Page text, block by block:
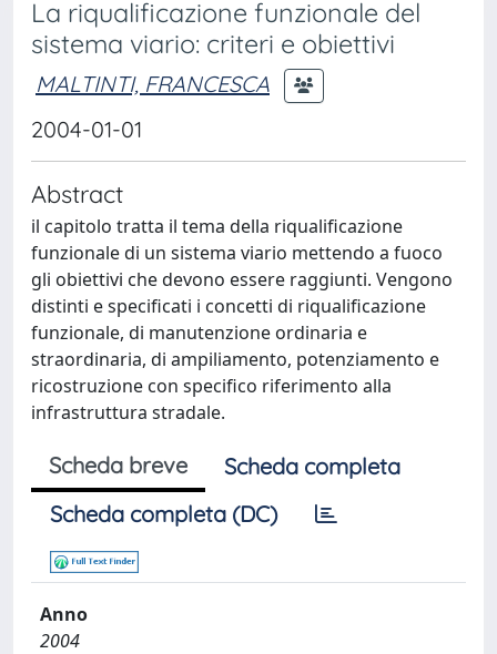
La riqualificazione funzionale del
sistema viario: criteri e obiettivi
MALTINTI, FRANCESCA
2004-01-01
Abstract
il capitolo tratta il tema della riqualificazione
funzionale di un sistema viario mettendo a fuoco
gli obiettivi che devono essere raggiunti. Vengono
distinti e specificati i concetti di riqualificazione
funzionale, di manutenzione ordinaria e
straordinaria, di ampiliamento, potenziamento e
ricostruzione con specifico riferimento alla
infrastruttura stradale.
Scheda breve
Scheda completa
Scheda completa (DC)
Anno
2004